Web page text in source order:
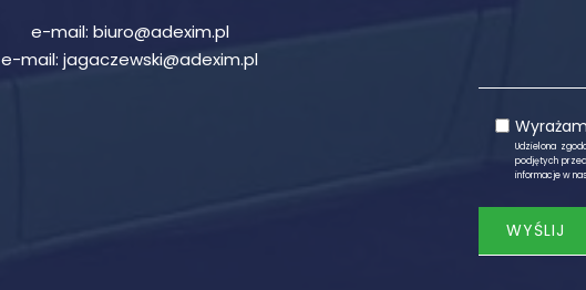
e-mail: biuro@adexim.pl
e-mail: jagaczewski@adexim.pl
Udzielona
podjętych
informacje w